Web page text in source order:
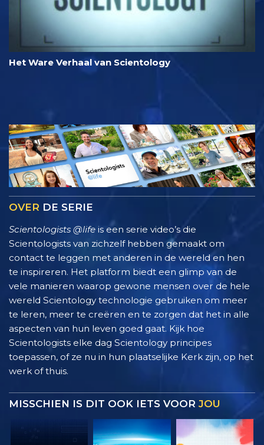
Het Ware Verhaal van Scientology
OVER DE SERIE
Scientologists @life is een serie video’s die
Scientologists van zichzelf hebben gemaakt om
contact te leggen met anderen in de wereld en hen
te inspireren. Het platform biedt een glimp van de
vele manieren waarop gewone mensen over de hele
wereld Scientology technologie gebruiken om meer
te leren, meer te creëren en te zorgen dat het in alle
aspecten van hun leven goed gaat. Kijk hoe
Scientologists elke dag Scientology principes
toepassen, of ze nu in hun plaatselijke Kerk zijn, op het
werk of thuis.
MISSCHIEN IS DIT OOK IETS VOOR JOU